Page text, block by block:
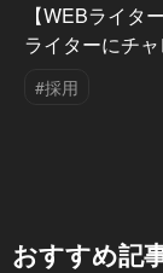
【WEBライタ
ライターにチ
#採用
おすすめ記